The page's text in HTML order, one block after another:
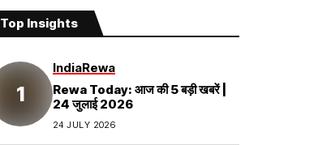
Top Insights
IndiaRewa
Rewa Today: आज की 5 बड़ी खबरें |
24 जुलाई 2026
24 JULY 2026